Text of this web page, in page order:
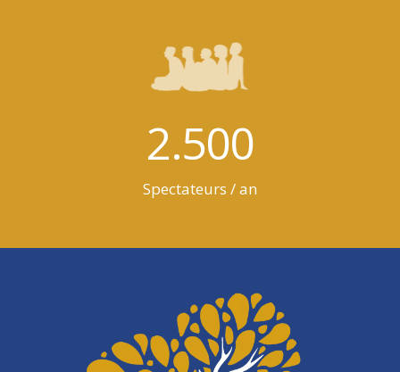
2.500
Spectateurs / an